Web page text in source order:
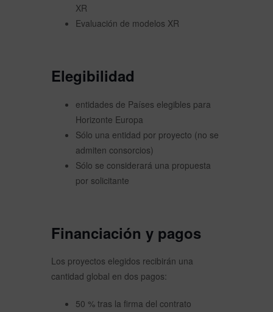
XR
Evaluación de modelos XR
Elegibilidad
entidades de Países elegibles para
Horizonte Europa
Sólo una entidad por proyecto (no se
admiten consorcios)
Sólo se considerará una propuesta
por solicitante
Financiación y pagos
Los proyectos elegidos recibirán una
cantidad global en dos pagos:
50 % tras la firma del contrato